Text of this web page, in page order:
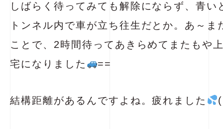
しばらく待ってみても解除にならず、青い
トンネル内で車が立ち往生だとか。あ～ま
ことで、2時間待ってあきらめてまたもや
宅になりました
==
結構距離があるんですよね。疲れました